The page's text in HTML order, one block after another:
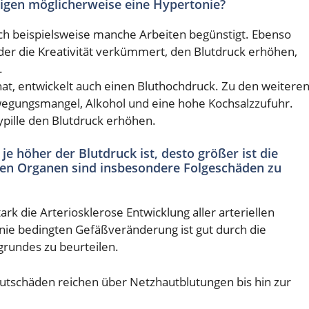
möglicherweise eine Hypertonie?
beispielsweise manche Arbeiten begünstigt. Ebenso
die Kreativität verkümmert, den Blutdruck erhöhen,
entwickelt auch einen Bluthochdruck. Zu den weiteren
Alkohol und eine hohe Kochsalzzufuhr.
den Blutdruck erhöhen.
höher der Blutdruck ist, desto größer ist die
Organen sind insbesondere Folgeschäden zu
die Arteriosklerose Entwicklung aller arteriellen
bedingten Gefäßveränderung ist gut durch die
zu beurteilen.
reichen über Netzhautblutungen bis hin zur